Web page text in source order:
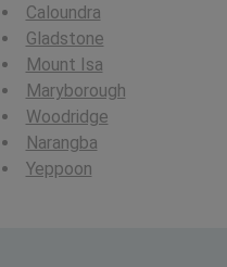
Caloundra
Gladstone
Mount Isa
Maryborough
Woodridge
Narangba
Yeppoon